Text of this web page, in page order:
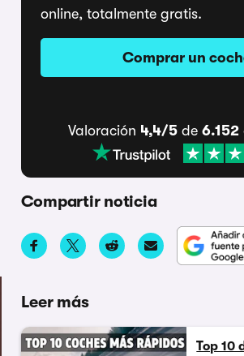
online, totalmente gratis.
Comprar un
Valoración 4,4/5 de6.152
Compartir noticia
Leer más
Top 10